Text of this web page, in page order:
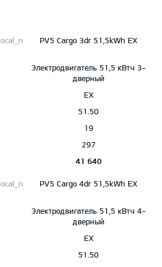
PV5 Cargo 3dr 51,5kWh EX
Электродвигатель 51,5 кВтч 3-
дверный
EX
51.50
19
297
41 640
PV5 Cargo 4dr 51,5kWh EX
Электродвигатель 51,5 кВтч 4-
дверный
EX
51.50